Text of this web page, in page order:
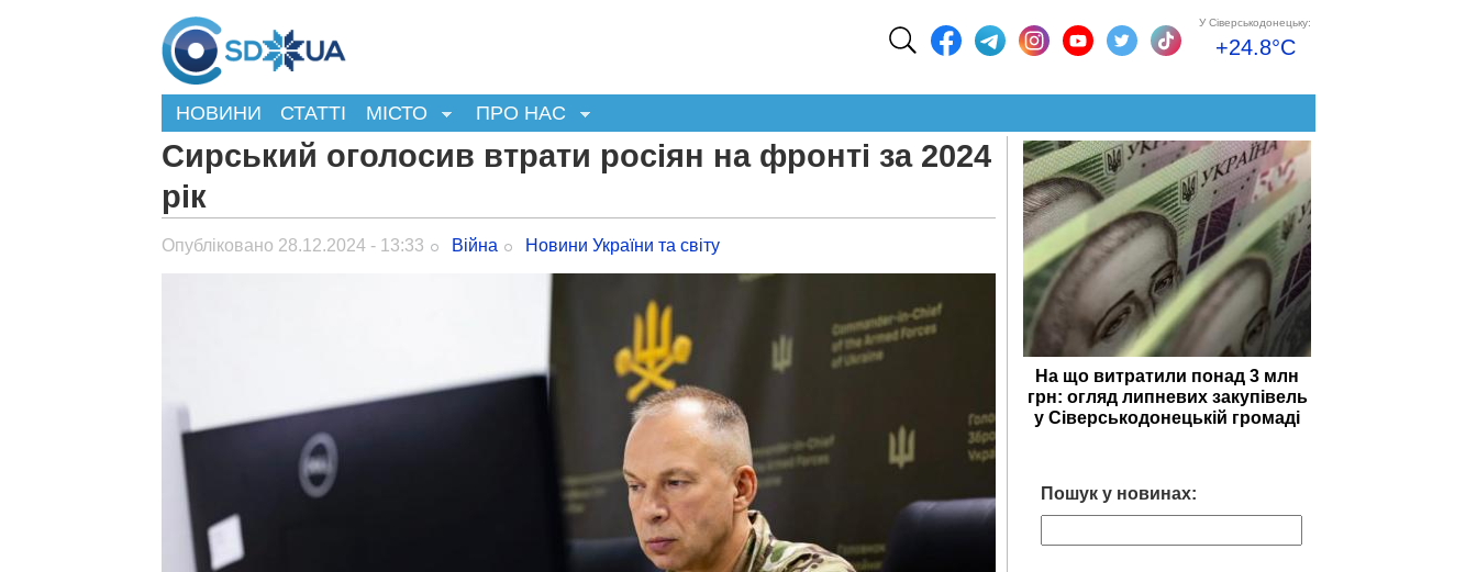
У Сіверськодонецьку:
+24.8°C
НОВИНИ СТАТТІ МІСТО ПРО НАС
Сирський оголосив втрати росіян на фронті за 2024
рік
Опубліковано 28.12.2024 - 13:33 Війна Новини України та світу
На що витратили понад 3 млн
грн: огляд липневих закупівель
у Сіверськодонецькій громаді
Пошук у новинах: